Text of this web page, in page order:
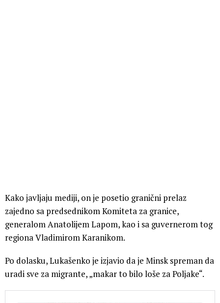
Kako javljaju mediji, on je posetio granični prelaz
zajedno sa predsednikom Komiteta za granice,
generalom Anatolijem Lapom, kao i sa guvernerom tog
regiona Vladimirom Karanikom.
Po dolasku, Lukašenko je izjavio da je Minsk spreman da
uradi sve za migrante, „makar to bilo loše za Poljake“.